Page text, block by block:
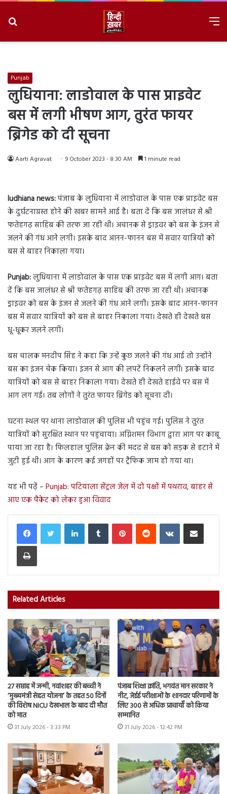
Punjab
लुधियाना: लाडोवाल के पास प्राइवेट
बस में लगी भीषण आग, तुरंत फायर
ब्रिगेड को दी सूचना
Aarti Agravat 9 October 2023 - 8:30 AM 1 minute read
ludhiana news:पंजाब के लुधियाना में लाडोवाल के पास एक प्राइवेट बस
के दुर्घटनाग्रस्त होने की खबर सामने आई है। बता दें कि बस जालंधर से श्री
फतेहगढ़ साहिब की तरफ जा रही थी। अचानक से ड्राइवर को बस के इंजन से
जलने की गंध आने लगी। इसके बाद आनन-फानन बस में सवार यात्रियों को
बस से बाहर निकाला गया।
Punjab:लुधियाना में लाडोवाल के पास एक प्राइवेट बस में लगी आग। बता
दें कि बस जालंधर से श्री फतेहगढ़ साहिब की तरफ जा रही थी। अचानक
ड्राइवर को बस के इंजन से जलने की गंध आने लगी। इसके बाद आनन-फानन
बस में सवार यात्रियों को बस से बाहर निकाला गया। देखते ही देखते बस
धू-धूकर जलने लगी।
बस चालक मनदीप सिंह ने कहा कि उन्हें कुछ जलने की गंध आई तो उन्होंने
बस का इंजन चेक किया। इंजन से आग की लपटें निकलने लगीं। इसके बाद
यात्रियों को बस से बाहर निकाला गया। देखते ही देखते हाईवे पर बस में
आग लग गई। तब लोगों ने तुरंत फायर ब्रिगेड को सूचना दी।
घटना स्थल पर थाना लाडोवाल की पुलिस भी पहुंच गई। पुलिस ने तुरंत
यात्रियों को सुरक्षित स्थान पर पहुंचाया। अग्निशमन विभाग द्वारा आग पर काबू
पाया जा रहा है। फिलहाल पुलिस क्रेन की मदद से बस को सड़क से हटाने में
जुटी हुई थी। आग के कारण कई जगहों पर ट्रैफिक जाम हो गया था।
यह भी पढ़ें – Punjab: पटियाला सेंट्रल जेल में दो पक्षों में पथराव, बाहर से
आए एक पैकेट को लेकर हुआ विवाद
LinkedInTumblr PinterestReddit VKontakteShare via Email
Print
Related Articles
27 सप्ताह में जन्मी, नवांशहर की बच्ची ने
‘मुख्यमंत्री सेहत योजना’ के तहत 50 दिनों
की विशेष NICU देखभाल के बाद दी मौत
को मात
31 July 2026 - 3:33 PM
पंजाब शिक्षा क्रांति, भगवंत मान सरकार ने
नीट, जेईई परीक्षाओं के शानदार परिणामों के
लिए 300 से अधिक प्राचार्यों को किया
सम्मानित
31 July 2026 - 12:42 PM